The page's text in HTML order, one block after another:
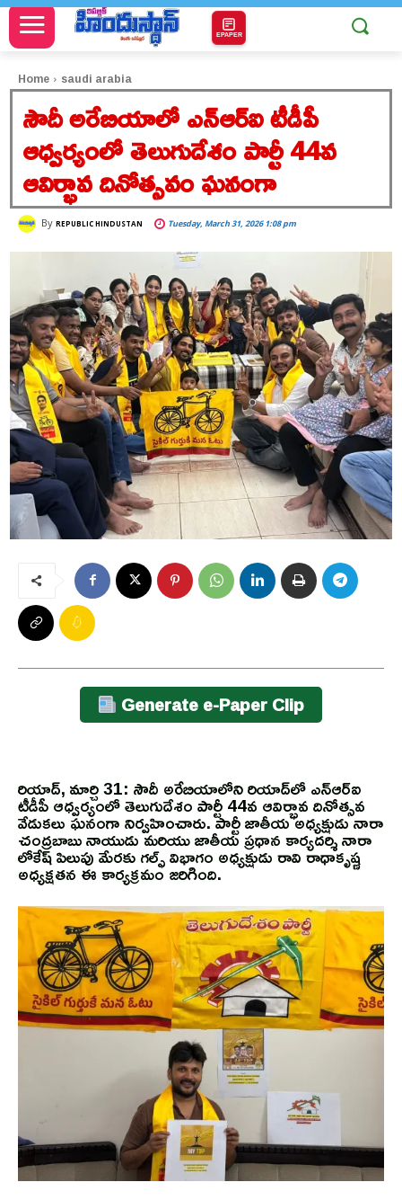
EPAPER
Home saudi arabia
సౌదీ అరేబియాలో ఎన్ఆర్ఐ టీడీపీ
ఆధ్వర్యంలో తెలుగుదేశం పార్టీ 44వ
ఆవిర్భావ దినోత్సవం ఘనంగా
By REPUBLIC HINDUSTAN Tuesday, March 31, 2026 1:08 pm
Generate e-Paper Clip
రియాద్, మార్చి 31: సౌదీ అరేబియాలోని రియాద్‌లో ఎన్ఆర్ఐ
టీడీపీ ఆధ్వర్యంలో తెలుగుదేశం పార్టీ 44వ ఆవిర్భావ దినోత్సవ
వేడుకలు ఘనంగా నిర్వహించారు. పార్టీ జాతీయ అధ్యక్షుడు నారా
చంద్రబాబు నాయుడు మరియు జాతీయ ప్రధాన కార్యదర్శి నారా
లోకేష్ పిలుపు మేరకు గల్ఫ్ విభాగం అధ్యక్షుడు రావి రాధాకృష్ణ
అధ్యక్షతన ఈ కార్యక్రమం జరిగింది.